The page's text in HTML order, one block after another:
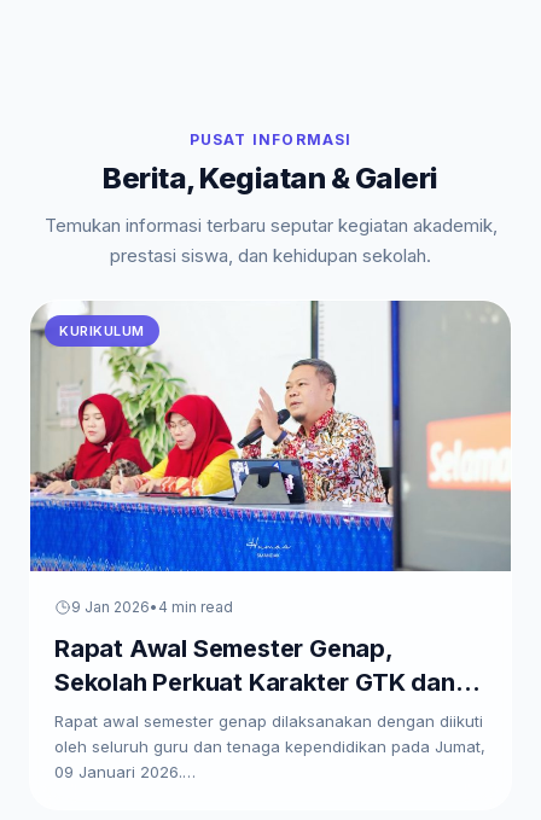
PUSAT INFORMASI
Berita, Kegiatan & Galeri
Temukan informasi terbaru seputar kegiatan akademik,
prestasi siswa, dan kehidupan sekolah.
KURIKULUM
9 Jan 2026• 4 min read
Rapat Awal Semester Genap,
Sekolah Perkuat Karakter GTK dan
Paparkan Program Kerja
Rapat awal semester genap dilaksanakan dengan diikuti
oleh seluruh guru dan tenaga kependidikan pada Jumat,
09 Januari 2026.…